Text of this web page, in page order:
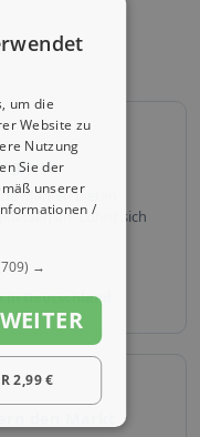
Marken bieten
an. Lohnt sich
Deutschland
den Markt
um die
Website zu
Nutzung
Sie der
unserer
/
→
2,99 €